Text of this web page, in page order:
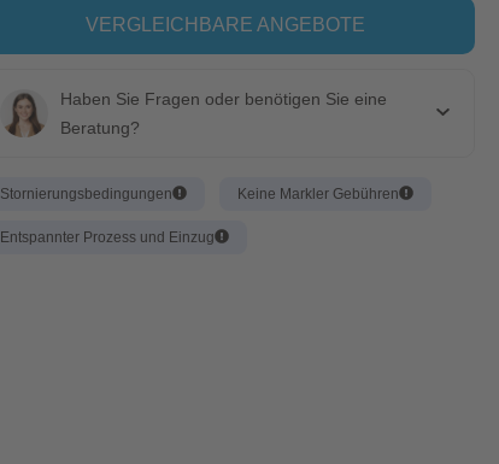
VERGLEICHBARE ANGEBOTE
Haben Sie Fragen oder benötigen Sie eine
Beratung?
Stornierungsbedingungen Keine Markler Gebühren
Entspannter Prozess und Einzug